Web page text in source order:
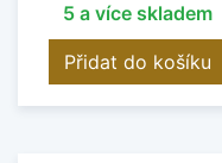
5 a více skladem
Přidat do košíku